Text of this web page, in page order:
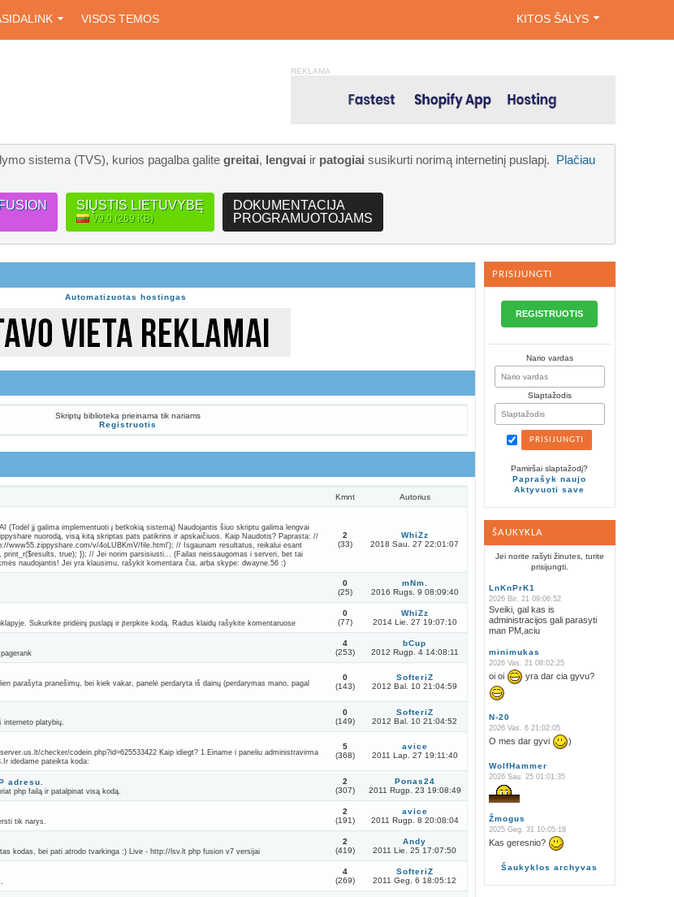
VISOS TEMOS KITOS ŠALYS
REKLAMA
sistema (TVS), kurios pagalba galite greitai, lengvai ir patogiai susikurti norimą internetinį puslapį. Plačiau
SIŲSTIS LIETUVYBĘ
V9.0 (269 KB)
DOKUMENTACIJA
PROGRAMUOTOJAMS
PRISIJUNGTI
REGISTRUOTIS
Nario vardas
Slaptažodis
Pamiršai slaptažodį?
Paprašyk naujo
Aktyvuoti save
ŠAUKYKLA
Jei norite rašyti žinutes, turite
prisijungti.
LnKnPrK1
2026 Bir. 21 09:06:52
Sveiki, gal kas is
administracijos gali parasyti
man PM,aciu
minimukas
2026 Vas. 21 08:02:25
oi oi yra dar cia gyvu?
N-20
2026 Vas. 6 21:02:05
O mes dar gyvi )
WolfHammer
2026 Sau. 25 01:01:35
Žmogus
2025 Geg. 31 10:05:18
Kas geresnio?
Šaukyklos archyvas
Automatizuotas hostingas
Skriptų biblioteka prieinama tik nariams
Registruotis
Kmnt Autorius
(Todėl jį galima implementuoti į betkokią sistemą) Naudojantis šiuo skriptu galima lengvai
nuorodą, visą kitą skriptas pats patikrins ir apskaičiuos. Kaip Naudotis? Paprasta: //
www55.zippyshare.com/v/4oLUBKmV/file.html'); // Isgaunam resultatus, reikalui esant
print_r($results, true); }); // Jei norim parsisiusti... (Failas neissaugomas i serveri, bet tai
naudojantis! Jei yra klausimu, rašykit komentara čia, arba skype: dwayne.56 :)
2
(33)
WhiZz
2018 Sau. 27 22:01:07
0
(25)
mNm.
2016 Rugs. 9 08:09:40
Sukurkite pridėinį puslapį ir įterpkite kodą. Radus klaidų rašykite komentaruose
0
(77)
WhiZz
2014 Lie. 27 19:07:10
4
(253)
bCup
2012 Rugp. 4 14:08:11
parašyta pranešimų, bei kiek vakar, panelė perdaryta iš dainų (perdarymas mano, pagal
0
(143)
SofteriZ
2012 Bal. 10 21:04:59
interneto platybių.
0
(149)
SofteriZ
2012 Bal. 10 21:04:52
checker/codein.php?id=625533422 Kaip idiegt? 1.Einame i paneliu administravirma
idedame pateikta koda:
5
(368)
avice
2011 Lap. 27 19:11:40
adresu.
php failą ir patalpinat visą kodą.
2
(307)
Ponas24
2011 Rugp. 23 19:08:49
tik narys.
2
(191)
avice
2011 Rugp. 8 20:08:04
kodas, bei pati atrodo tvarkinga :) Live - http://lsv.lt php fusion v7 versijai
2
(419)
Andy
2011 Lie. 25 17:07:50
4
(269)
SofteriZ
2011 Geg. 6 18:05:12